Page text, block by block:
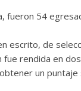
fueron 54
escrito, de
rendida en
un puntaje